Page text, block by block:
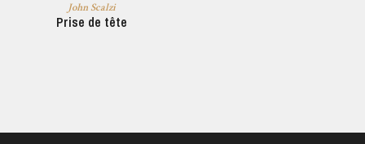
John Scalzi
Prise de tête